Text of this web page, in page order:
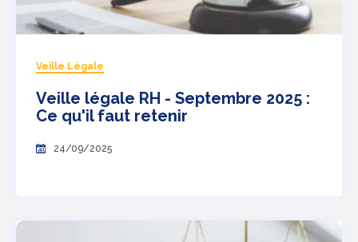
Veille Légale
Veille légale RH - Septembre 2025 :
Ce qu'il faut retenir
24/09/2025